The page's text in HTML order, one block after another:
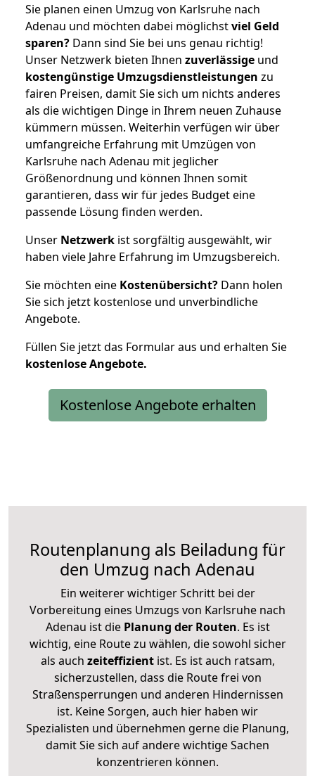
Sie planen einen Umzug von Karlsruhe nach
Adenau und möchten dabei möglichstviel Geld
sparen? Dann sind Sie bei uns genau richtig!
Unser Netzwerk bieten Ihnen zuverlässige und
kostengünstige Umzugsdienstleistungen zu
fairen Preisen, damit Sie sich um nichts anderes
als die wichtigen Dinge in Ihrem neuen Zuhause
kümmern müssen. Weiterhin verfügen wir über
umfangreiche Erfahrung mit Umzügen von
Karlsruhe nach Adenau mit jeglicher
Größenordnung und können Ihnen somit
garantieren, dass wir für jedes Budget eine
passende Lösung finden werden.
Unser Netzwerk ist sorgfältig ausgewählt, wir
haben viele Jahre Erfahrung im Umzugsbereich.
Sie möchten eine Kostenübersicht? Dann holen
Sie sich jetzt kostenlose und unverbindliche
Angebote.
Füllen Sie jetzt das Formular aus und erhalten Sie
kostenloseAngebote.
Kostenlose Angebote erhalten
Routenplanung als Beiladung für
den Umzug nach Adenau
Ein weiterer wichtiger Schritt bei der
Vorbereitung eines Umzugs von Karlsruhe nach
Adenau ist diePlanung der Routen. Es ist
wichtig, eine Route zu wählen, die sowohl sicher
als auch zeiteffizientist. Es ist auch ratsam,
sicherzustellen, dass die Route frei von
Straßensperrungen und anderen Hindernissen
ist. Keine Sorgen, auch hier haben wir
Spezialisten und übernehmen gerne die Planung,
damit Sie sich auf andere wichtige Sachen
konzentrieren können.